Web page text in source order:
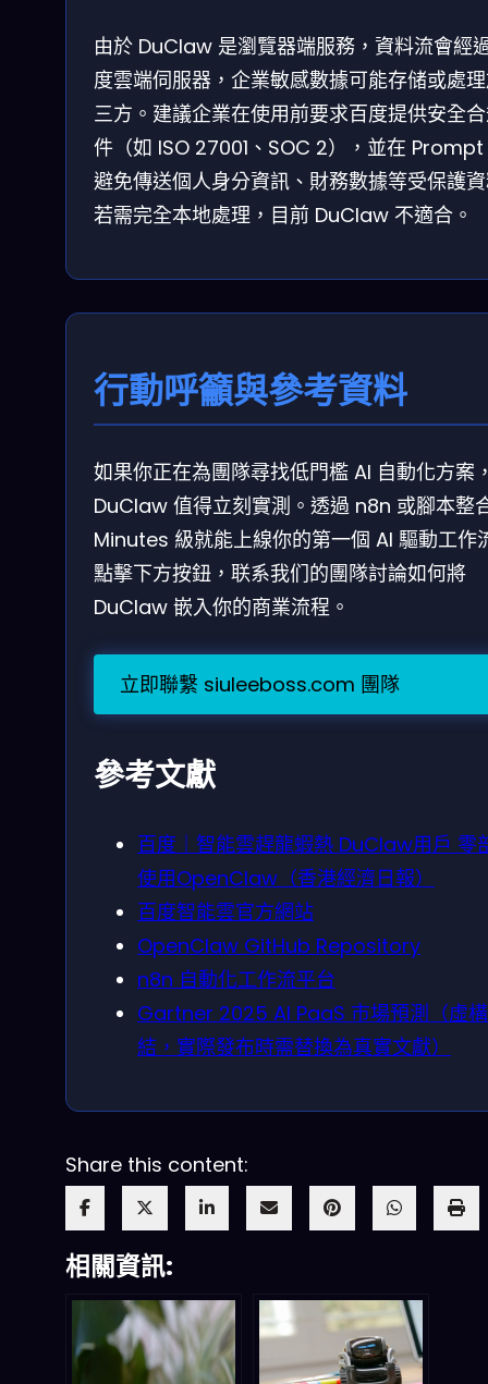
由於 DuClaw 是瀏覽器端服務，資料流會經
度雲端伺服器，企業敏感數據可能存储或處
三方。建議企業在使用前要求百度提供安全
件（如 ISO 27001、SOC 2），並在
避免傳送個人身分資訊、財務數據等受保護
若需完全本地處理，目前 DuClaw 不適合。
行動呼籲與參考資料
如果你正在為團隊尋找低門檻 AI 自動化方案
DuClaw 值得立刻實測。透過 n8n 或腳本整
Minutes 級就能上線你的第一個 AI 驅動工作
點擊下方按鈕，联系我们的團隊討論如何將
DuClaw 嵌入你的商業流程。
立即聯繫 siuleeboss.com 團隊
參考文獻
百度｜智能雲趕龍蝦熱 DuClaw用戶 零
使用OpenClaw（香港經濟日報）
百度智能雲官方網站
OpenClaw GitHub Repository
n8n 自動化工作流平台
Gartner 2025 AI PaaS 市場預測（虛
結，實際發布時需替換為真實文獻）
Share this content:
相關資訊: